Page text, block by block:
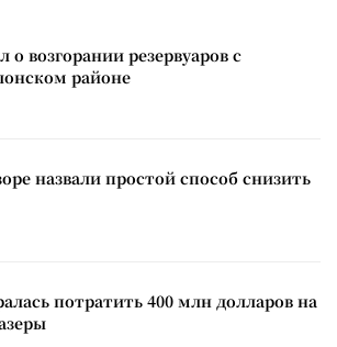
о возгорании резервуаров с
районе
назвали простой способ снизить
потратить 400 млн долларов на